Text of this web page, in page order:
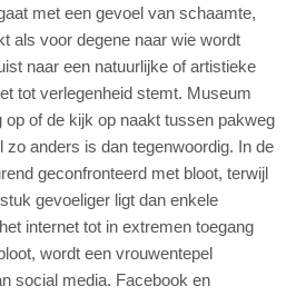
met een gevoel van schaamte,
als voor degene naar wie wordt
naar een natuurlijke of artistieke
tot verlegenheid stemt. Museum
of de kijk op naakt tussen pakweg
zo anders is dan tegenwoordig. In de
geconfronteerd met bloot, terwijl
gevoeliger ligt dan enkele
internet tot in extremen toegang
wordt een vrouwentepel
social media. Facebook en